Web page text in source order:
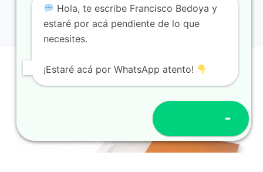
Hola, te escribe Francisco Bedoya y
estaré por acá pendiente de lo que
necesites.
¡Estaré acá por WhatsApp atento!